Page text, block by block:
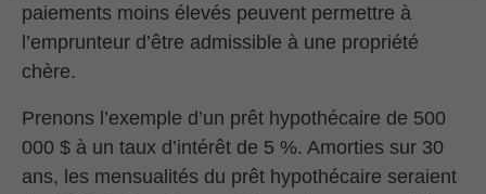
paiements moins élevés peuvent permettre à
l’emprunteur d’être admissible à une propriété
chère.
Prenons l’exemple d’un prêt hypothécaire de 500
000 $ à un taux d’intérêt de 5 %. Amorties sur 30
ans, les mensualités du prêt hypothécaire seraient